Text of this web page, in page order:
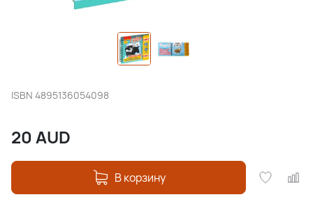
ISBN 4895136054098
20AUD
В корзину